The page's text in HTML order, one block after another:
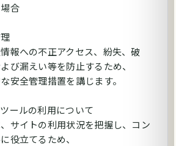
合
報への不正アクセス、紛失、破
び漏えい等を防止するため、
安全管理措置を講じます。
ールの利用について
サイトの利用状況を把握し、コン
役立てるため、